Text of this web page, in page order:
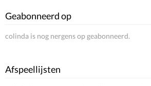
Geabonneerd op
colinda is nog nergens op geabonneerd.
Afspeellijsten